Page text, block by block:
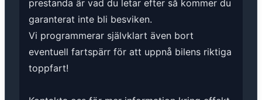
prestanda är vad du letar efter så kommer du
garanterat inte bli besviken.
Vi programmerar självklart även bort
eventuell fartspärr för att uppnå bilens riktiga
toppfart!